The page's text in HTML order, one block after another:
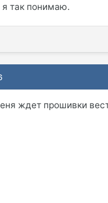
так понимаю.
ждет прошивки